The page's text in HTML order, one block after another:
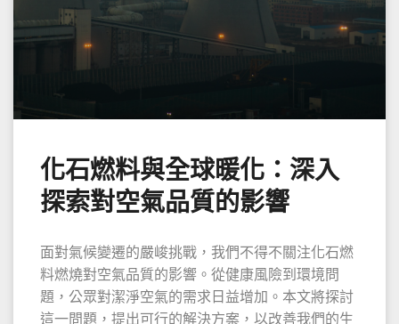
化石燃料與全球暖化：深入
探索對空氣品質的影響
面對氣候變遷的嚴峻挑戰，我們不得不關注化石燃
料燃燒對空氣品質的影響。從健康風險到環境問
題，公眾對潔淨空氣的需求日益增加。本文將探討
這一問題，提出可行的解決方案，以改善我們的生